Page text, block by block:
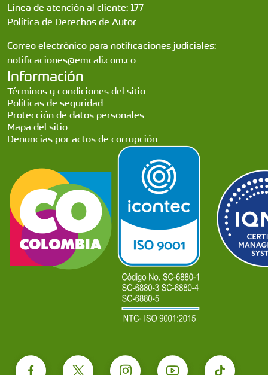
Línea de atención al cliente: 177
Política de Derechos de Autor
Correo electrónico para notificaciones judiciales:
notificaciones@emcali.com.co
Información
Términos y condiciones del sitio
Políticas de seguridad
Protección de datos personales
Mapa del sitio
Denuncias por actos de corrupción